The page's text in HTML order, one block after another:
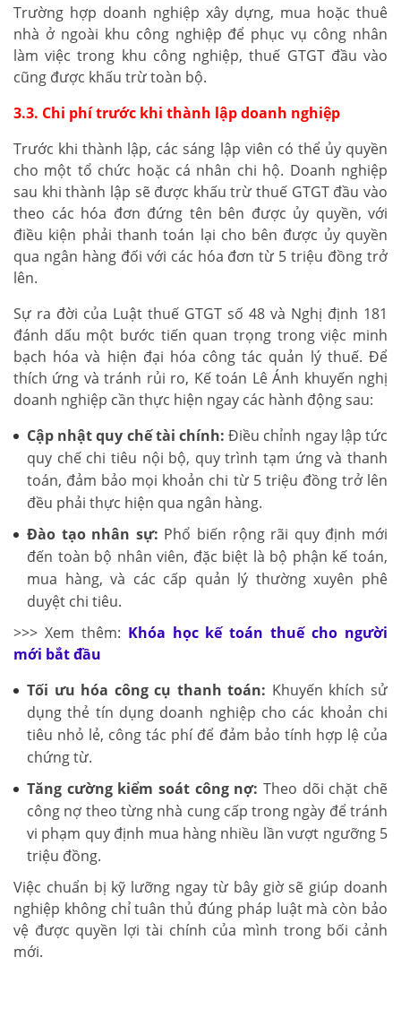
Trường hợp doanh nghiệp xây dựng, mua hoặc thuê
nhà ở ngoài khu công nghiệp để phục vụ công nhân
làm việc trong khu công nghiệp, thuế GTGT đầu vào
cũng được khấu trừ toàn bộ.
3.3. Chi phí trước khi thành lập doanh nghiệp
Trước khi thành lập, các sáng lập viên có thể ủy quyền
cho một tổ chức hoặc cá nhân chi hộ. Doanh nghiệp
sau khi thành lập sẽ được khấu trừ thuế GTGT đầu vào
theo các hóa đơn đứng tên bên được ủy quyền, với
điều kiện phải thanh toán lại cho bên được ủy quyền
qua ngân hàng đối với các hóa đơn từ 5 triệu đồng trở
lên.
Sự ra đời của Luật thuế GTGT số 48 và Nghị định 181
đánh dấu một bước tiến quan trọng trong việc minh
bạch hóa và hiện đại hóa công tác quản lý thuế. Để
thích ứng và tránh rủi ro, Kế toán Lê Ánh khuyến nghị
doanh nghiệp cần thực hiện ngay các hành động sau:
Cập nhật quy chế tài chính: Điều chỉnh ngay lập tức
quy chế chi tiêu nội bộ, quy trình tạm ứng và thanh
toán, đảm bảo mọi khoản chi từ 5 triệu đồng trở lên
đều phải thực hiện qua ngân hàng.
Đào tạo nhân sự: Phổ biến rộng rãi quy định mới
đến toàn bộ nhân viên, đặc biệt là bộ phận kế toán,
mua hàng, và các cấp quản lý thường xuyên phê
duyệt chi tiêu.
>>> Xem thêm: Khóa học kế toán thuế cho người
mới bắt đầu
Tối ưu hóa công cụ thanh toán: Khuyến khích sử
dụng thẻ tín dụng doanh nghiệp cho các khoản chi
tiêu nhỏ lẻ, công tác phí để đảm bảo tính hợp lệ của
chứng từ.
Tăng cường kiểm soát công nợ: Theo dõi chặt chẽ
công nợ theo từng nhà cung cấp trong ngày để tránh
vi phạm quy định mua hàng nhiều lần vượt ngưỡng 5
triệu đồng.
Việc chuẩn bị kỹ lưỡng ngay từ bây giờ sẽ giúp doanh
nghiệp không chỉ tuân thủ đúng pháp luật mà còn bảo
vệ được quyền lợi tài chính của mình trong bối cảnh
mới.